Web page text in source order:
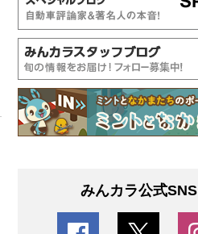
みんカラ公式SNS